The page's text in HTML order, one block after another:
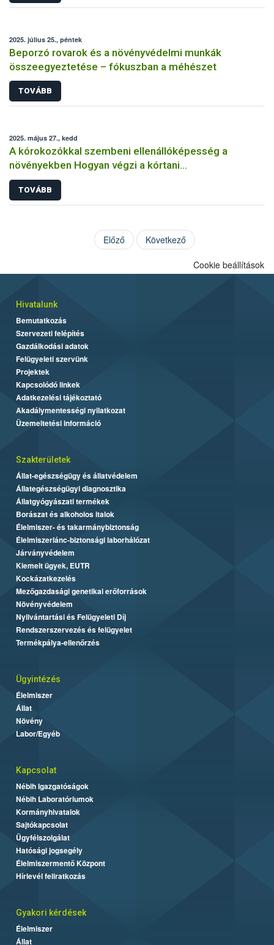
2025. július 25., péntek
Beporzó rovarok és a növényvédelmi munkák
összeegyeztetése – fókuszban a méhészet
TOVÁBB
2025. május 27., kedd
A kórokozókkal szembeni ellenállóképesség a
növényekben Hogyan végzi a kórtani
rezisztenciavizsgálatokat a Nébih?
TOVÁBB
Előző Következő
Cookie beállítások
Hivatalunk
Bemutatkozás
Szervezeti felépítés
Gazdálkodási adatok
Felügyeleti szervünk
Projektek
Kapcsolódó linkek
Adatkezelési tájékoztató
Akadálymentességi nyilatkozat
Üzemeltetési információ
Szakterületek
Állat-egészségügy és állatvédelem
Állategészségügyi diagnosztika
Állatgyógyászati termékek
Borászat és alkoholos italok
Élelmiszer- és takarmánybiztonság
Élelmiszerlánc-biztonsági laborhálózat
Járványvédelem
Kiemelt ügyek, EUTR
Kockázatkezelés
Mezőgazdasági genetikai erőforrások
Növényvédelem
Nyilvántartási és Felügyeleti Díj
Rendszerszervezés és felügyelet
Termékpálya-ellenőrzés
Ügyintézés
Élelmiszer
Állat
Növény
Labor/Egyéb
Kapcsolat
Nébih Igazgatóságok
Nébih Laboratóriumok
Kormányhivatalok
Sajtókapcsolat
Ügyfélszolgálat
Hatósági jogsegély
Élelmiszermentő Központ
Hírlevél feliratkozás
Gyakori kérdések
Élelmiszer
Állat